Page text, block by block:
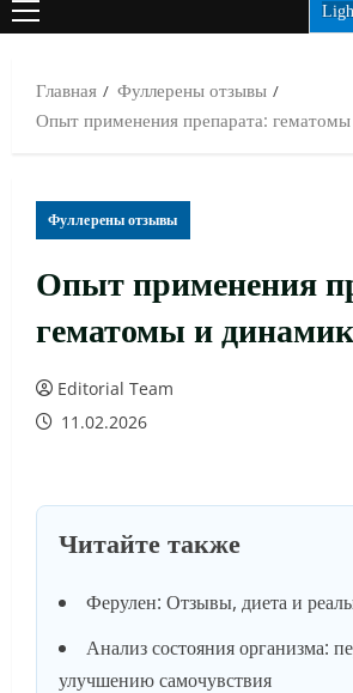
ОСНОВНОЕ
Главная
Фуллерены отзывы
Опыт применения препарата:
Фуллерены отзывы
Опыт применения
гематомы и
Editorial Team
11.02.2026
Читайте также
Ферулен: Отзывы, диета и
Анализ состояния организма:
улучшению самочувствия